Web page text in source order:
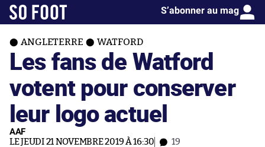
S’abonner au mag
ANGLETERRE WATFORD
Les fans de Watford
votent pour conserver
leur logo actuel
AAF
LE JEUDI 21 NOVEMBRE 2019 À 16:30 19